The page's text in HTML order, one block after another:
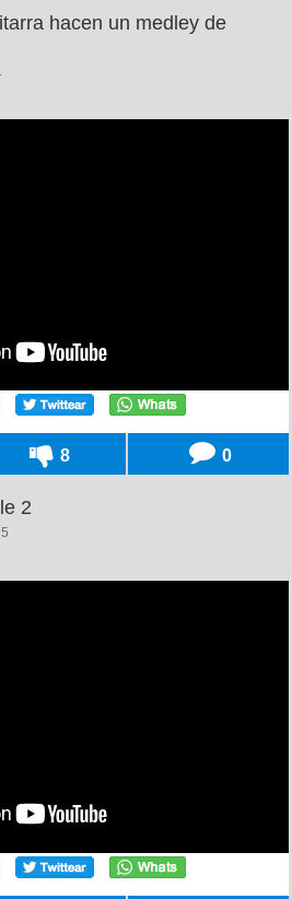
hacen un medley de
8 0
2